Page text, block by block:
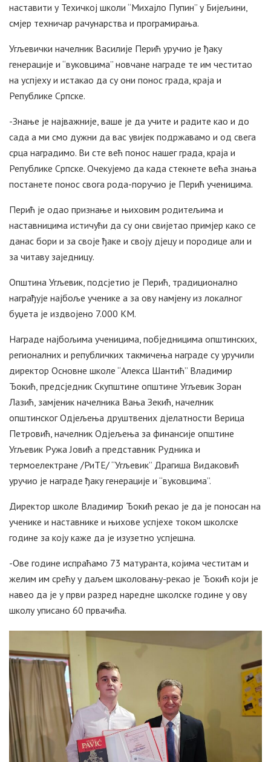
наставити у Техичкој школи “Михајло Пупин” у Бијељини,
смјер техничар рачунарства и програмирања.
Угљевички начелник Василије Перић уручио је ђаку
генерације и “вуковцима” новчане награде те им честитао
на успјеху и истакао да су они понос града, краја и
Републике Српске.
-Знање је најважније, ваше је да учите и радите као и до
сада а ми смо дужни да вас увијек подржавамо и од свега
срца наградимо. Ви сте већ понос нашег града, краја и
Републике Српске. Очекујемо да када стекнете већа знања
постанете понос свога рода-поручио је Перић ученицима.
Перић је одао признање и њиховим родитељима и
наставницима истичући да су они свијетао примјер како се
данас бори и за своје ђаке и своју дјецу и породице али и
за читаву заједницу.
Општина Угљевик, подсјетио је Перић, традиционално
награђује најбоље ученике а за ову намјену из локалног
буџета је издвојено 7.000 КМ.
Награде најбољима ученицима, побједницима општинских,
регионалних и републичких такмичења награде су уручили
директор Основне школе “Алекса Шантић” Владимир
Ђокић, предсједник Скупштине општине Угљевик Зоран
Лазић, замјеник начелника Вања Зекић, начелник
општинског Одјељења друштвених дјелатности Верица
Петровић, начелник Одјељења за финансије општине
Угљевик Ружа Јовић а представник Рудника и
термоелектране /РиТЕ/ “Угљевик” Драгиша Видаковић
уручио је награде ђаку генерације и “вуковцима”.
Директор школе Владимир Ђокић рекао је да је поносан на
ученике и наставнике и њихове успјехе током школске
године за коју каже да је изузетно успјешна.
-Ове године испраћамо 73 матуранта, којима честитам и
желим им срећу у даљем школовању-рекао је Ђокић који је
навео да је у први разред наредне школске године у ову
школу уписано 60 првачића.